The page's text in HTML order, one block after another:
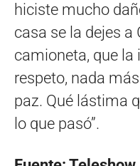
hiciste mucho
casa se la dejes a
camioneta, que la
respeto, nada
paz. Qué lástima
lo que pasó”.